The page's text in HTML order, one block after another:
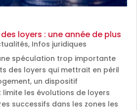
loyers : une année de plus
, Infos juridiques
spéculation trop importante
des loyers qui mettrait en péril
un dispositif
limite les évolutions de loyers
successifs dans les zones les